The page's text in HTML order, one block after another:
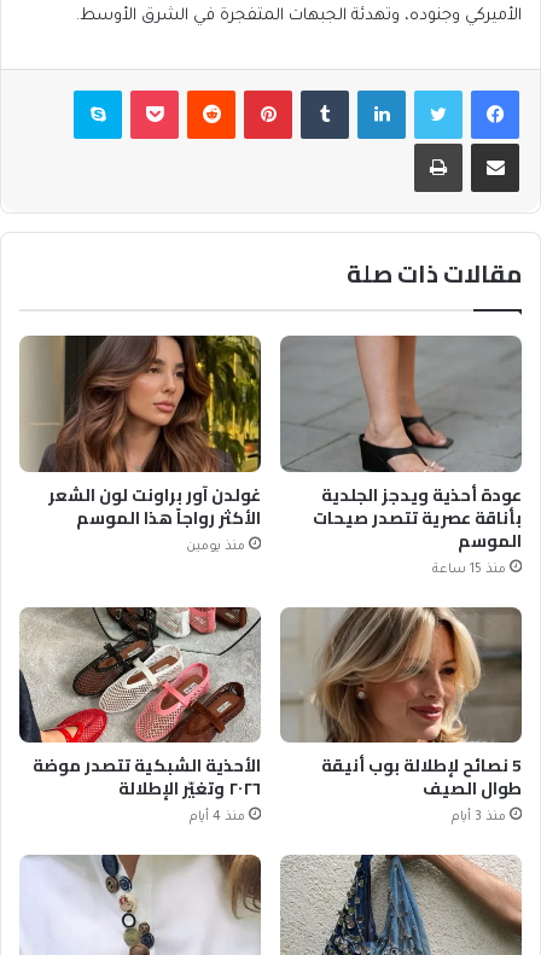
الأميركي وجنوده، وتهدئة الجبهات المتفجرة في الشرق الأوسط.
فيسبوكتويتر لينكدإن بينتيريست بوكيت سكايب
مشاركة عبر البريد طباعة
مقالات ذات صلة
عودة أحذية ويدجز الجلدية
بأناقة عصرية تتصدر صيحات
الموسم
منذ 15 ساعة
غولدن آور براونت لون الشعر
الأكثر رواجاً هذا الموسم
منذ يومين
5 نصائح لإطلالة بوب أنيقة
طوال الصيف
منذ 3 أيام
الأحذية الشبكية تتصدر موضة
٢٠٢٦ وتغيّر الإطلالة
منذ 4 أيام